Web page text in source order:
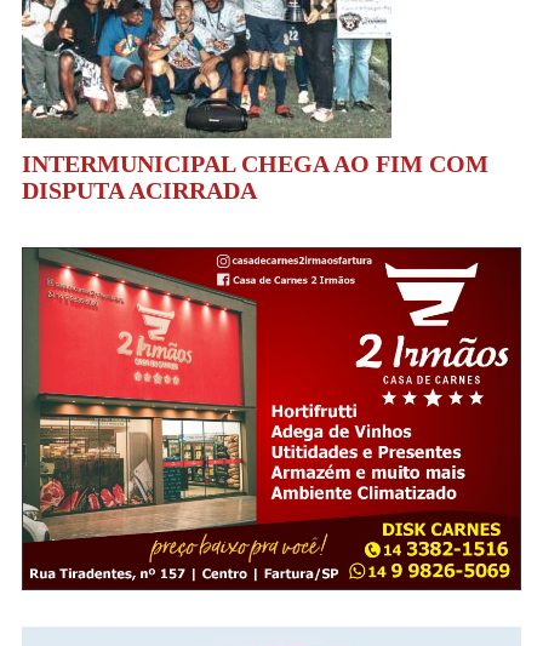
INTERMUNICIPAL CHEGA AO FIM COM
DISPUTA ACIRRADA